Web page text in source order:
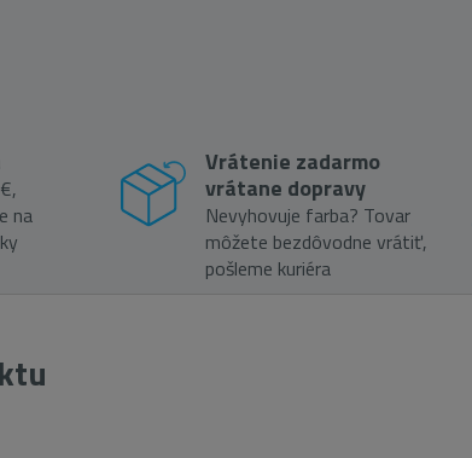
na
Vrátenie zadarmo
vrátane dopravy
Nevyhovuje farba? Tovar
môžete bezdôvodne vrátiť,
pošleme kuriéra